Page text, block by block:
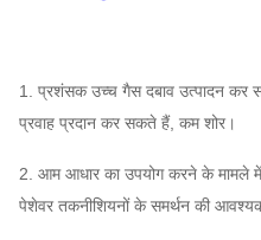
विन्यास
प्रवेश शंकु,
एयर इनलेट स्पंज
1. प्रशंसक उच्च गैस दबाव उत्पादन
प्रवाह प्रदान कर सकते हैं, कम शोर।
2. आम आधार का उपयोग करने के मामले
पेशेवर तकनीशियनों के समर्थन की